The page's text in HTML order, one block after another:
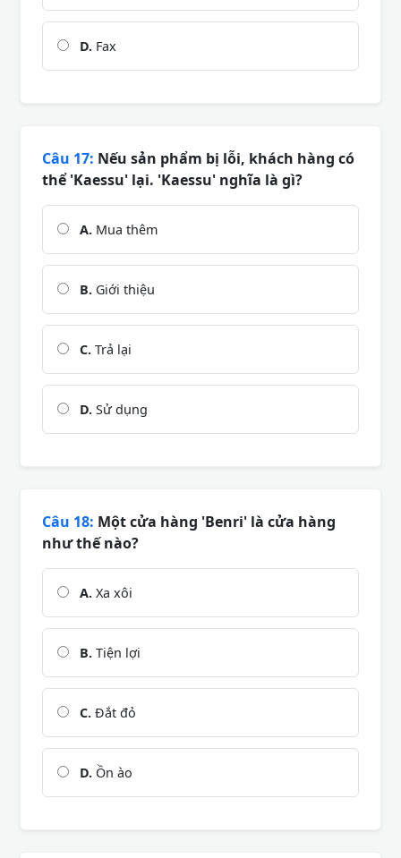
D. Fax
Câu 17: Nếu sản phẩm bị lỗi, khách hàng có
thể 'Kaessu' lại. 'Kaessu' nghĩa là gì?
A. Mua thêm
B. Giới thiệu
C. Trả lại
D. Sử dụng
Câu 18: Một cửa hàng 'Benri' là cửa hàng
như thế nào?
A. Xa xôi
B. Tiện lợi
C. Đắt đỏ
D. Ồn ào